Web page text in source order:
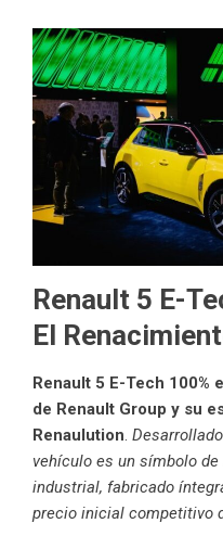
Renault 5 E-
El
Renault 5 E-Tech
de Renault Group y su
Renaulution
vehículo es un símbolo
industrial, fabricado
precio inicial competitivo